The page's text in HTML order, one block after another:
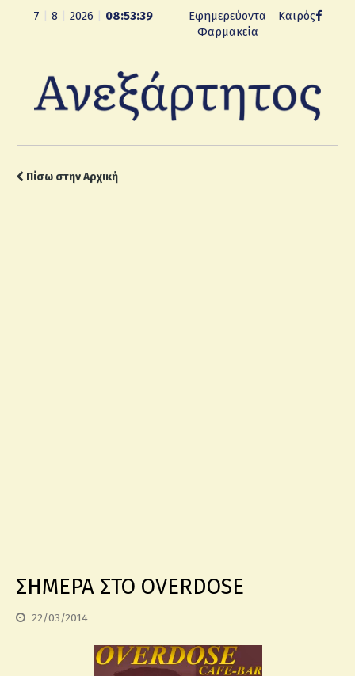
7 8 2026 08:53:40
Εφημερεύοντα
Φαρμακεία
Καιρός
Πίσω στην Αρχική
ΣΗΜΕΡΑ ΣΤΟ OVERDOSE
22/03/2014